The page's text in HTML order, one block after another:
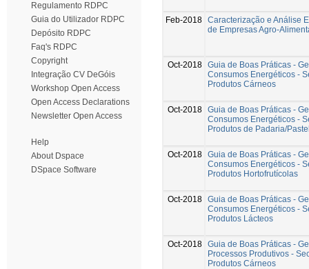
Regulamento RDPC
Guia do Utilizador RDPC
Depósito RDPC
Faq's RDPC
Copyright
Integração CV DeGóis
Workshop Open Access
Open Access Declarations
Newsletter Open Access
Help
About Dspace
DSpace Software
Feb-2018 Caracterização e Análise
de Empresas Agro-
Oct-2018 Guia de Boas Práticas -
Consumos Energéticos -
Produtos Cárneos
Oct-2018 Guia de Boas Práticas -
Consumos Energéticos -
Produtos de Padaria/
Oct-2018 Guia de Boas Práticas -
Consumos Energéticos -
Produtos Hortofrutícolas
Oct-2018 Guia de Boas Práticas -
Consumos Energéticos -
Produtos Lácteos
Oct-2018 Guia de Boas Práticas -
Processos Produtivos -
Produtos Cárneos